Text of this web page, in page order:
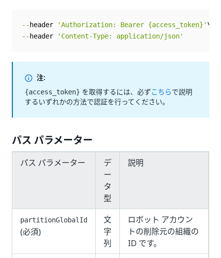
-- header 'Authorization: Bearer {access_token}'
-- header 'Content-Type: application/json'
注:
{access_token} を取得するには、必ずこちらで説明
するいずれかの方法で認証を行ってください。
パス パラメーター
パス パラメーター
デ
ー
タ
型
説明
partitionGlobalId
(必須)
文
字
列
ロボット アカウン
トの削除元の組織の
ID です。